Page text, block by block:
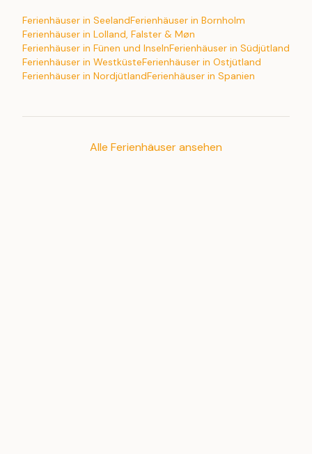
Ferienhäuser in SeelandFerienhäuser in Bornholm
Ferienhäuser in Lolland, Falster & Møn
Ferienhäuser in Fünen und InselnFerienhäuser in Südjütland
Ferienhäuser in WestküsteFerienhäuser in Ostjütland
Ferienhäuser in NordjütlandFerienhäuser in Spanien
Alle Ferienhäuser ansehen